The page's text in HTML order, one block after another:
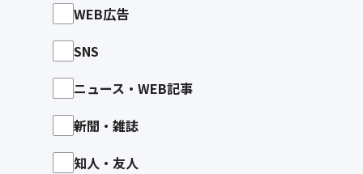
WEB広告
SNS
ニュース・WEB記事
新聞・雑誌
知人・友人